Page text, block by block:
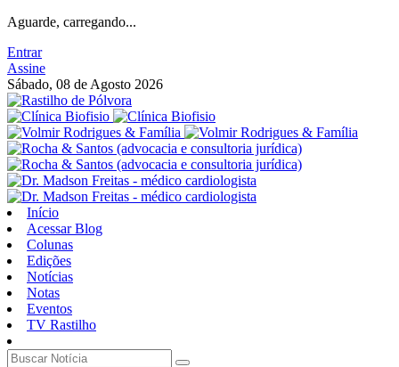
Aguarde, carregando...
Entrar
Assine
Sábado, 08 de Agosto 2026
Início
Acessar Blog
Colunas
Edições
Notícias
Notas
Eventos
TV Rastilho